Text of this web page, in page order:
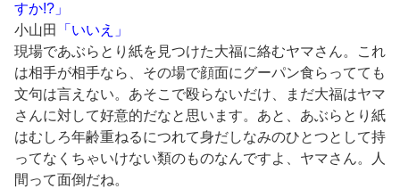
すか!?」
小山田
「いいえ」
現場であぶらとり紙を見つけた大福に絡むヤマさん。これ
は相手が相手なら、その場で顔面にグーパン食らってても
文句は言えない。あそこで殴らないだけ、まだ大福はヤマ
さんに対して好意的だなと思います。あと、あぶらとり紙
はむしろ年齢重ねるにつれて身だしなみのひとつとして持
ってなくちゃいけない類のものなんですよ、ヤマさん。人
間って面倒だね。